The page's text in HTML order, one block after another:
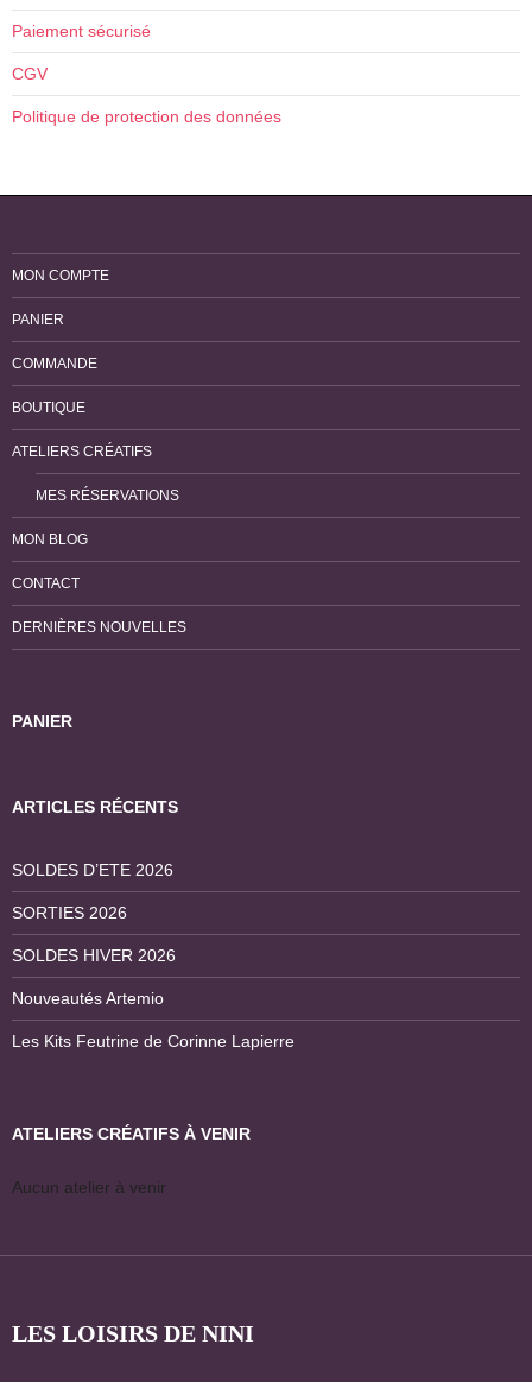
Paiement sécurisé
CGV
Politique de protection des données
MON COMPTE
PANIER
COMMANDE
BOUTIQUE
ATELIERS CRÉATIFS
MES RÉSERVATIONS
MON BLOG
CONTACT
DERNIÈRES NOUVELLES
PANIER
ARTICLES RÉCENTS
SOLDES D’ETE 2026
SORTIES 2026
SOLDES HIVER 2026
Nouveautés Artemio
Les Kits Feutrine de Corinne Lapierre
ATELIERS CRÉATIFS À VENIR
Aucun atelier à venir
LES LOISIRS DE NINI